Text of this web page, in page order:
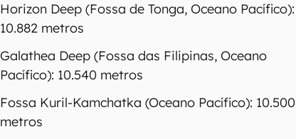
Horizon Deep (Fossa de Tonga, Oceano Pacífico):
10.882 metros
Galathea Deep (Fossa das Filipinas, Oceano
Pacífico): 10.540 metros
Fossa Kuril-Kamchatka (Oceano Pacífico): 10.500
metros